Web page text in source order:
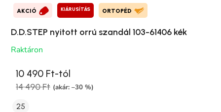
AKCIÓ KIÁRUSÍTÁS ORTOPÉD
D.D.STEP nyitott orrú szandál 103-61406 kék
Raktáron
10 490 Ft-tól
14 490 Ft (akár: –30 %)
25